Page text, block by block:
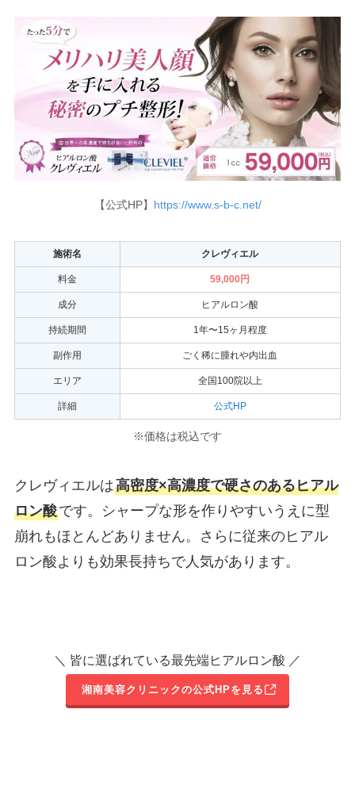
【公式HP】 https://www.s-b-c.net/
施術名 クレヴィエル
料金 59,000円
成分 ヒアルロン酸
持続期間 1年〜15ヶ月程度
副作用 ごく稀に腫れや内出血
エリア 全国100院以上
詳細 公式HP
※価格は税込です
クレヴィエルは高密度×高濃度で硬さのあるヒアル
ロン酸です。シャープな形を作りやすいうえに型
崩れもほとんどありません。さらに従来のヒアル
ロン酸よりも効果長持ちで人気があります。
＼ 皆に選ばれている最先端ヒアルロン酸 ／
湘南美容クリニックの公式HPを見る